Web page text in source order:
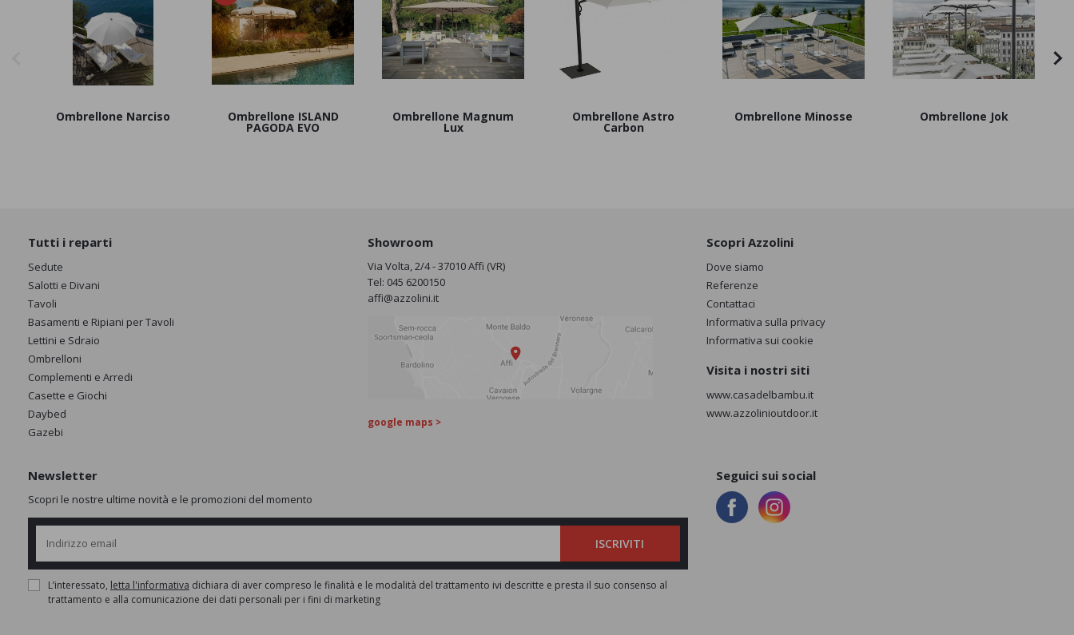
Ombrellone Narciso Ombrellone ISLAND
PAGODA EVO
Ombrellone Magnum
Lux
Ombrellone Astro
Carbon
Ombrellone Minosse Ombrellone Jok
Tutti i reparti
Sedute
Salotti e Divani
Tavoli
Basamenti e Ripiani per Tavoli
Lettini e Sdraio
Ombrelloni
Complementi e Arredi
Casette e Giochi
Daybed
Gazebi
Showroom
Via Volta, 2/4 - 37010 Affi (VR)
Tel: 045 6200150
affi@azzolini.it
google maps >
Scopri Azzolini
Dove siamo
Referenze
Contattaci
Informativa sulla privacy
Informativa sui cookie
Visita i nostri siti
www.casadelbambu.it
www.azzolinioutdoor.it
Newsletter
Scopri le nostre ultime novità e le promozioni del momento
ISCRIVITI
L’interessato, letta l'informativa dichiara di aver compreso le finalità e le modalità del trattamento ivi descritte e presta il suo consenso al
trattamento e alla comunicazione dei dati personali per i fini di marketing
Seguici sui social